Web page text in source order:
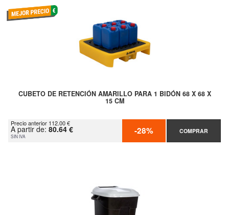
CUBETO DE RETENCIÓN AMARILLO PARA 1 BIDÓN 68 X 68 X
15 CM
Precio anterior 112.00 €
A partir de: 80.64 €
SIN IVA -28% COMPRAR